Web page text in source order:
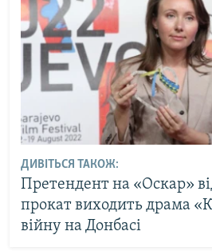
ДИВІТЬСЯ ТАКОЖ:
Претендент на «Оскар»
прокат виходить драма
війну на Донбасі